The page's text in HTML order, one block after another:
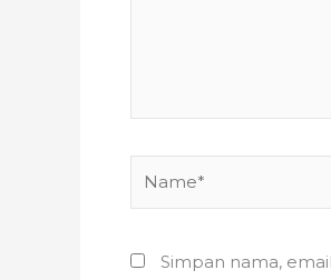
Simpan nama,